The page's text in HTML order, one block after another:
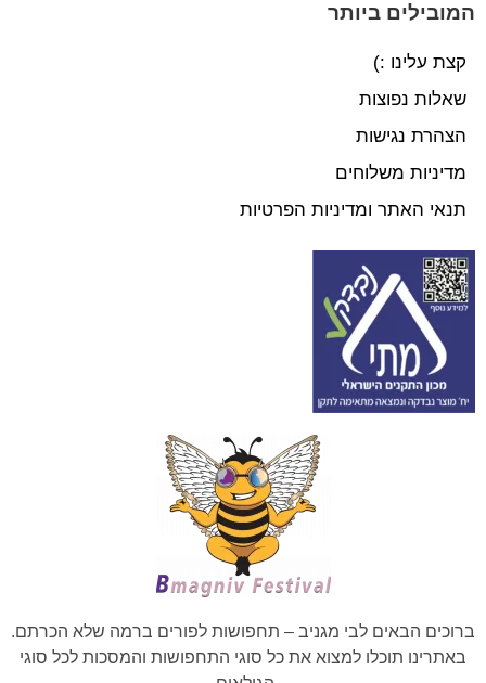
המובילים ביותר
קצת עלינו :)
שאלות נפוצות
הצהרת נגישות
מדיניות משלוחים
תנאי האתר ומדיניות הפרטיות
ברוכים הבאים לבי מגניב – תחפושות לפורים ברמה שלא הכרתם.
באתרינו תוכלו למצוא את כל סוגי התחפושות והמסכות לכל סוגי